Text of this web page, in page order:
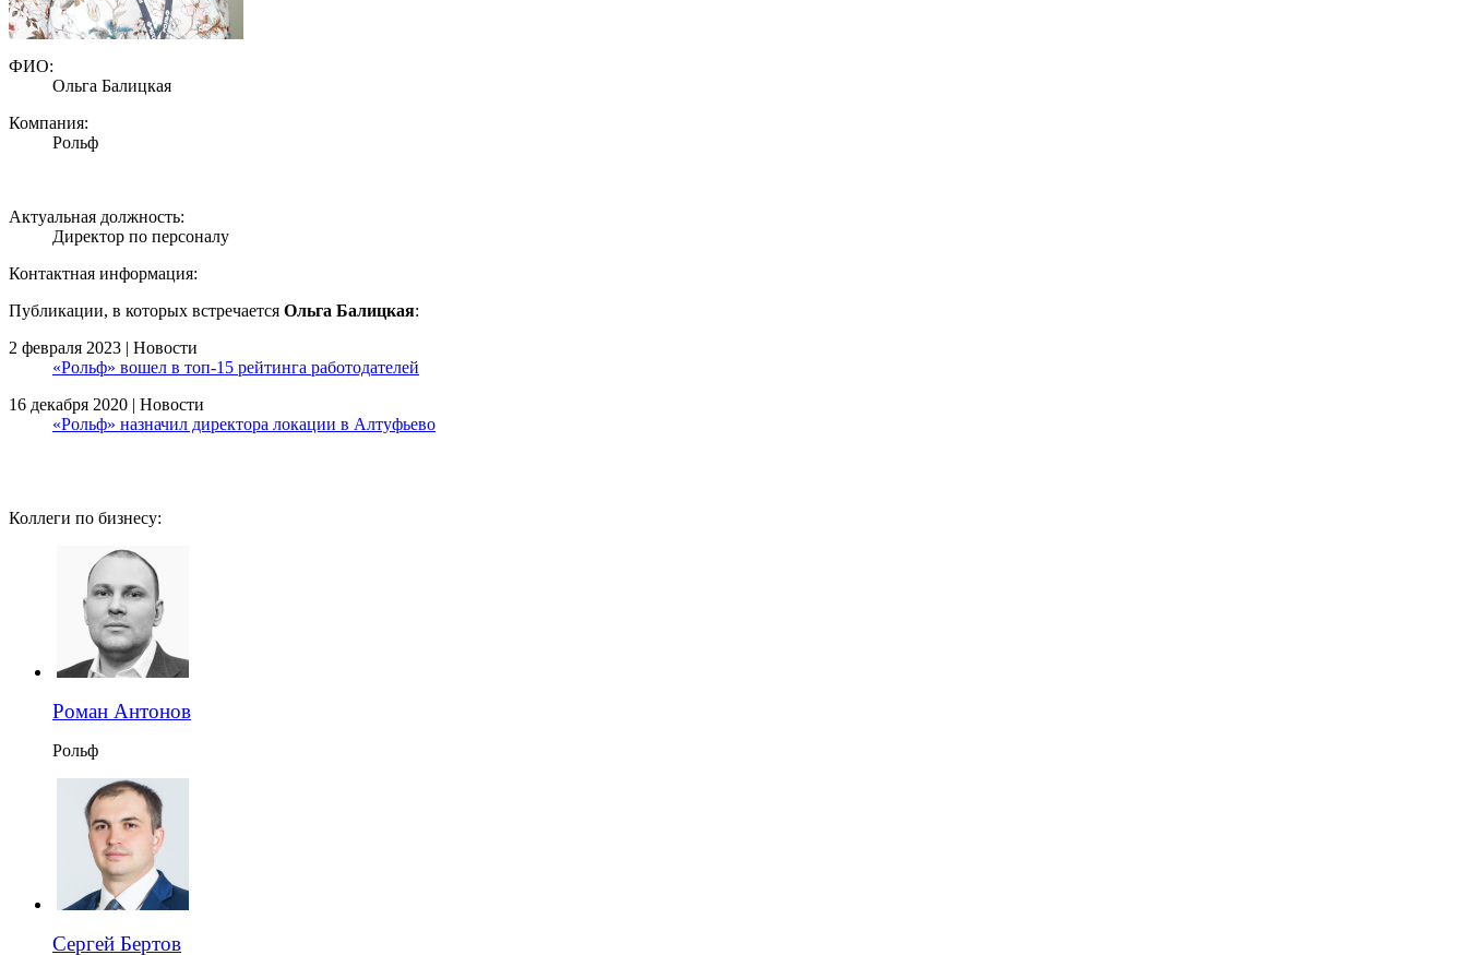
ФИО:
Ольга Балицкая
Компания:
Рольф
Актуальная должность:
Директор по персоналу
Контактная информация:
Публикации, в которых встречается Ольга Балицкая:
2 февраля 2023 | Новости
«Рольф» вошел в топ-15 рейтинга работодателей
16 декабря 2020 | Новости
«Рольф» назначил директора локации в Алтуфьево
Коллеги по бизнесу:
Роман Антонов
Рольф
Сергей Бертов